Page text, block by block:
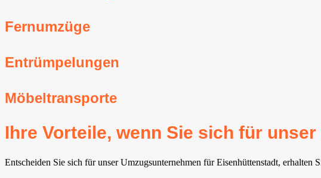
Fernumzüge
Entrümpelungen
Möbeltransporte
Ihre Vorteile, wenn Sie sich für
Entscheiden Sie sich für unser Umzugsunternehmen für Eisenhüttenstadt, erhalten